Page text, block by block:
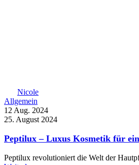
Nicole
Allgemein
12 Aug. 2024
25. August 2024
Peptilux – Luxus Kosmetik für
Peptilux revolutioniert die Welt der